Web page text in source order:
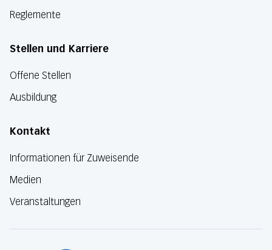
Reglemente
Stellen und Karriere
Offene Stellen
Ausbildung
Kontakt
Informationen für Zuweisende
Medien
Veranstaltungen